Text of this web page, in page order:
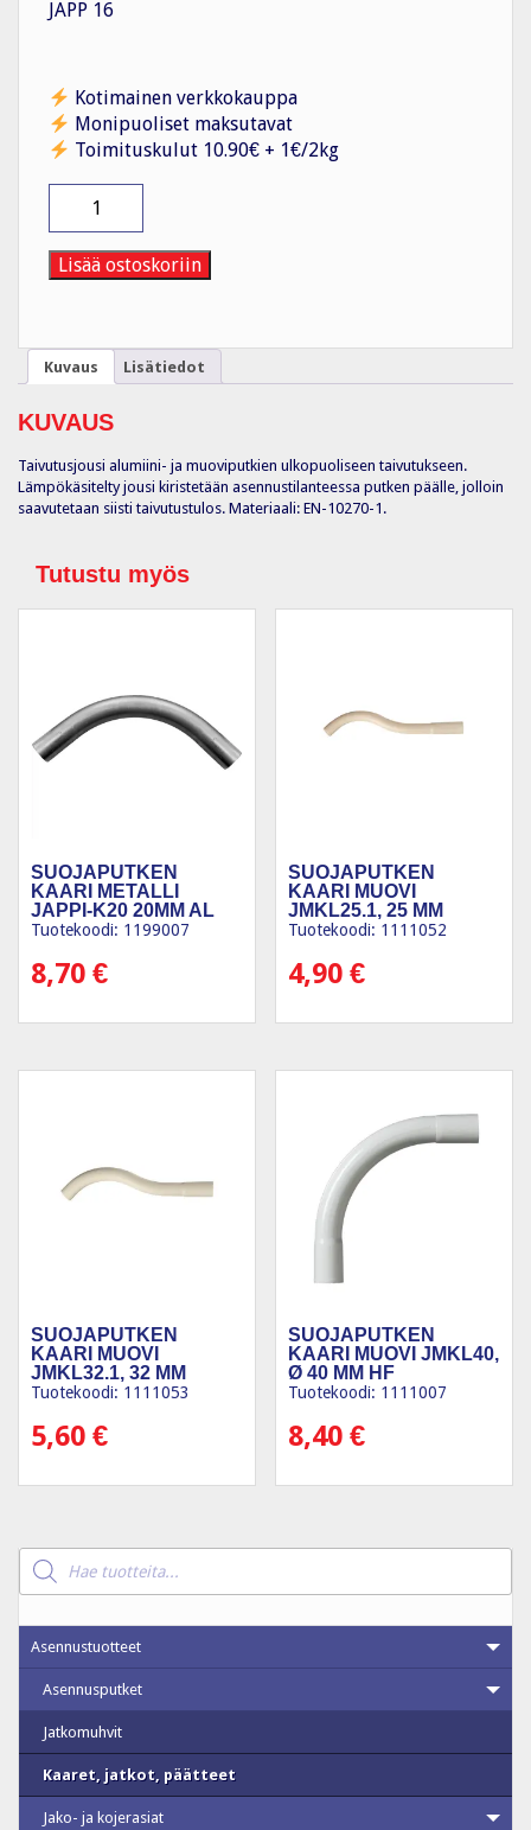
JAPP 16
Kotimainen verkkokauppa
Monipuoliset maksutavat
Toimituskulut 10.90€ + 1€/2kg
16
määrä
Lisää ostoskoriin
Kuvaus Lisätiedot
KUVAUS
Taivutusjousi alumiini- ja muoviputkien ulkopuoliseen taivutukseen.
Lämpökäsitelty jousi kiristetään asennustilanteessa putken päälle, jolloin
saavutetaan siisti taivutustulos. Materiaali: EN-10270-1.
Tutustu myös
SUOJAPUTKEN
KAARI METALLI
JAPPI-K20 20MM AL
KAARI
Tuotekoodi: 1199007
8,70 €
SUOJAPUTKEN
KAARI MUOVI
JMKL25.1, 25 MM
TAIVUTUS 45°
Tuotekoodi: 1111052
4,90€
SUOJAPUTKEN
KAARI MUOVI
JMKL32.1, 32 MM
TAIVUTUS 45°
Tuotekoodi: 1111053
5,60 €
SUOJAPUTKEN
KAARI MUOVI JMKL40,
Ø 40 MM HF
Tuotekoodi: 1111007
8,40€
Products
search
Asennustuotteet
Asennusputket
Jatkomuhvit
Kaaret, jatkot, päätteet
Jako- ja kojerasiat